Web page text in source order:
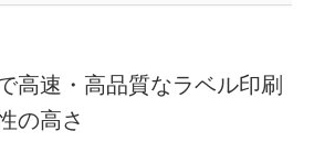
高速・高品質なラベル印刷
の高さ